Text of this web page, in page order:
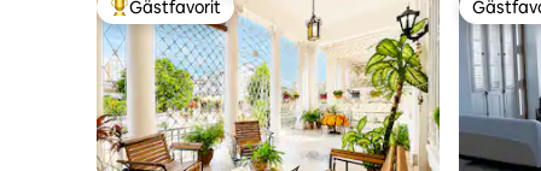
Populär gästfavorit
Gästfavorit